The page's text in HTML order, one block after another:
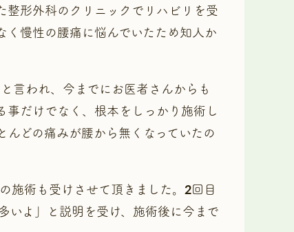
整形外科のクリニックでリハビリを受
く慢性の腰痛に悩んでいたため知人か
言われ、今までにお医者さんからも
だけでなく、根本をしっかり施術し
どの痛みが腰から無くなっていたの
施術も受けさせて頂きました。2回目
いよ」と説明を受け、施術後に今まで